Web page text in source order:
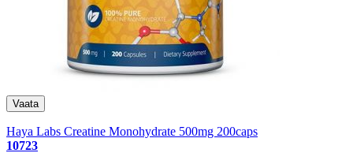
Haya Labs Creatine Monohydrate 500mg 200caps
10723